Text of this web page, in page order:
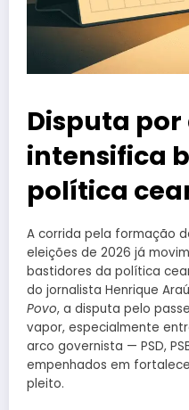
Disputa
intensifica
política
A corrida pela formação
eleições de 2026 já
bastidores da política
do jornalista Henrique
Povo, a disputa pelo
vapor, especialmente
arco governista — PSD,
empenhados em
pleito.